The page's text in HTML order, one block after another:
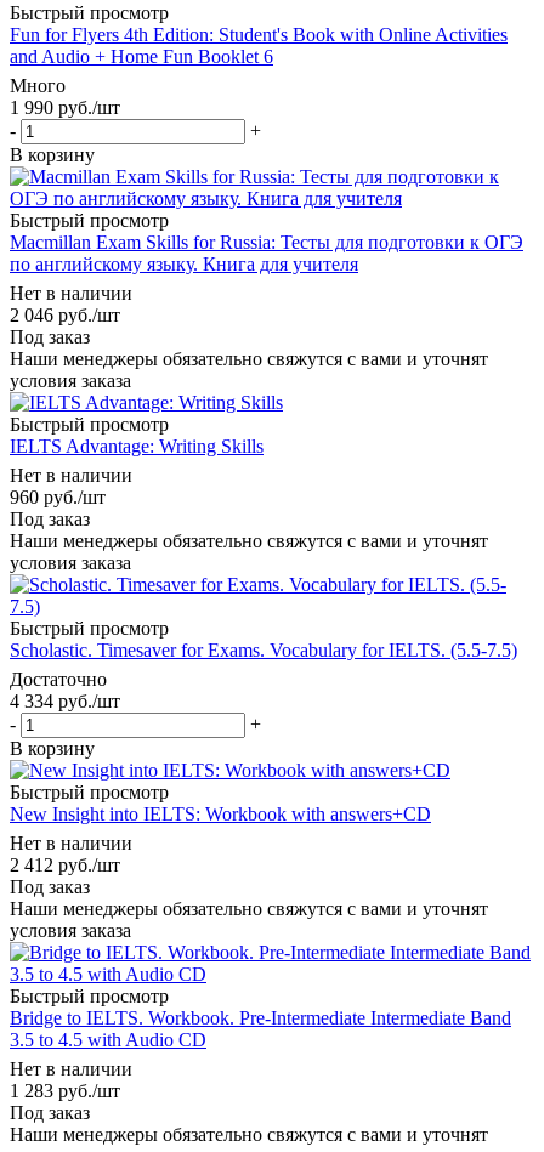
Быстрый просмотр
Fun for Flyers 4th Edition: Student's Book with Online Activities
and Audio + Home Fun Booklet 6
Много
1 990 руб./шт
-
+
В корзину
Быстрый просмотр
Macmillan Exam Skills for Russia: Тесты для подготовки к ОГЭ
по английскому языку. Книга для учителя
Нет в наличии
2 046 руб./шт
Под заказ
Наши менеджеры обязательно свяжутся с вами и уточнят
условия заказа
Быстрый просмотр
IELTS Advantage: Writing Skills
Нет в наличии
960 руб./шт
Под заказ
Наши менеджеры обязательно свяжутся с вами и уточнят
условия заказа
Быстрый просмотр
Scholastic. Timesaver for Exams. Vocabulary for IELTS. (5.5-7.5)
Достаточно
4 334 руб./шт
-
+
В корзину
Быстрый просмотр
New Insight into IELTS: Workbook with answers+CD
Нет в наличии
2 412 руб./шт
Под заказ
Наши менеджеры обязательно свяжутся с вами и уточнят
условия заказа
Быстрый просмотр
Bridge to IELTS. Workbook. Pre-Intermediate Intermediate Band
3.5 to 4.5 with Audio CD
Нет в наличии
1 283 руб./шт
Под заказ
Наши менеджеры обязательно свяжутся с вами и уточнят